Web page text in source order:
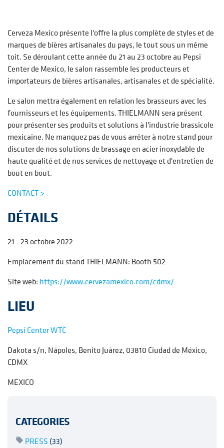
Cerveza Mexico présente l'offre la plus complète de styles et de
marques de bières artisanales du pays, le tout sous un même
toit. Se déroulant cette année du 21 au 23 octobre au Pepsi
Center de Mexico, le salon rassemble les producteurs et
importateurs de bières artisanales, artisanales et de spécialité.
Le salon mettra également en relation les brasseurs avec les
fournisseurs et les équipements. THIELMANN sera présent
pour présenter ses produits et solutions à l'industrie brassicole
mexicaine. Ne manquez pas de vous arrêter à notre stand pour
discuter de nos solutions de brassage en acier inoxydable de
haute qualité et de nos services de nettoyage et d'entretien de
bout en bout.
CONTACT >
DÉTAILS
21 - 23 octobre 2022
Emplacement du stand THIELMANN: Booth 502
Site web: https://www.cervezamexico.com/cdmx/
LIEU
Pepsi Center WTC
Dakota s/n, Nápoles, Benito Juárez, 03810 Ciudad de México,
CDMX
MEXICO
CATEGORIES
PRESS (33)